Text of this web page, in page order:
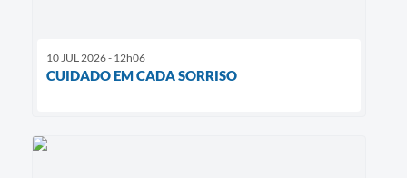
10 JUL 2026 - 12h06
CUIDADO EM CADA SORRISO